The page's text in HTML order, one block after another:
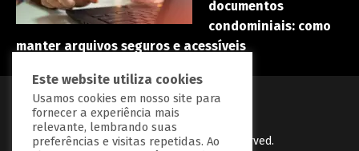
documentos
condominiais: como
manter arquivos seguros e acessíveis
PredialBR© Copryright 2023 | All Right Reserved.
Este website utiliza cookies
Usamos cookies em nosso site para
fornecer a experiência mais
relevante, lembrando suas
preferências e visitas repetidas. Ao